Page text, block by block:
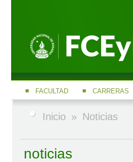
FACULTAD CARRERAS
Inicio » Noticias
noticias